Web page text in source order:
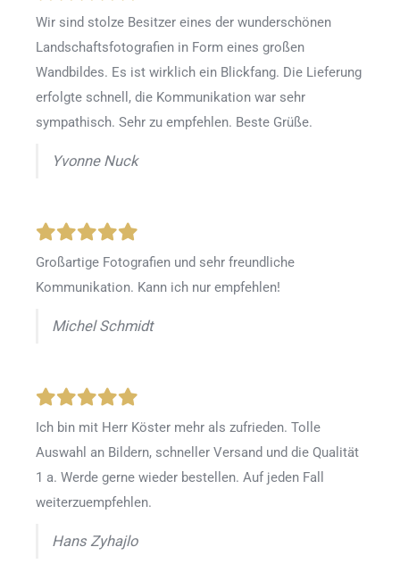
Wir sind stolze Besitzer eines der wunderschönen
Landschaftsfotografien in Form eines großen
Wandbildes. Es ist wirklich ein Blickfang. Die Lieferung
erfolgte schnell, die Kommunikation war sehr
sympathisch. Sehr zu empfehlen. Beste Grüße.
Yvonne Nuck
Großartige Fotografien und sehr freundliche
Kommunikation. Kann ich nur empfehlen!
Michel Schmidt
Ich bin mit Herr Köster mehr als zufrieden. Tolle
Auswahl an Bildern, schneller Versand und die Qualität
1 a. Werde gerne wieder bestellen. Auf jeden Fall
weiterzuempfehlen.
Hans Zyhajlo